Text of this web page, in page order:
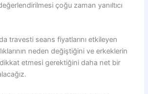
çoğu zaman yanıltıcı
travesti seans fiyatlarını etkileyen
neden değiştiğini ve erkeklerin
etmesi gerektiğini daha net bir